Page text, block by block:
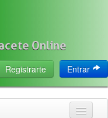
Online
Entrar
Registrarte